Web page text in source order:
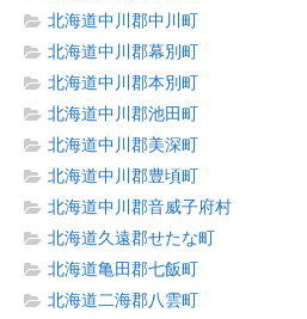
北海道中川郡中川町
北海道中川郡幕別町
北海道中川郡本別町
北海道中川郡池田町
北海道中川郡美深町
北海道中川郡豊頃町
北海道中川郡音威子府村
北海道久遠郡せたな町
北海道亀田郡七飯町
北海道二海郡八雲町